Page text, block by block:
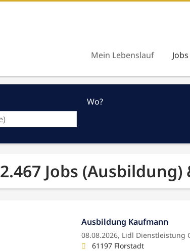
Mein Lebenslauf
Wo?
2.467 Jobs
Ausbildung Kaufmann
08.08.2026, Lidl Dienstleistung
61197 Florstadt